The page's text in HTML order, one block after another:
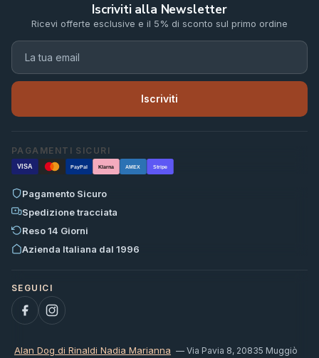
Iscriviti alla Newsletter
Ricevi offerte esclusive e il 5% di sconto sul primo ordine
Iscriviti
PAGAMENTI SICURI
VISA PayPal Klarna AMEX Stripe
Pagamento Sicuro
Spedizione tracciata
Reso 14 Giorni
Azienda Italiana dal 1996
Alan Dog di Rinaldi Nadia Marianna — Via Pavia 8, 20835 Muggiò